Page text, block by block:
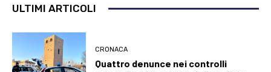
ULTIMI ARTICOLI
CRONACA
Quattro denunce nei controlli